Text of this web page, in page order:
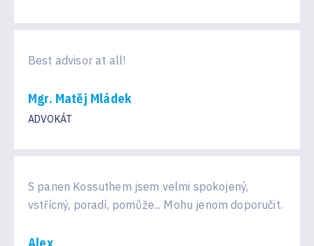
Best advisor at all!
Mgr. Matěj Mládek
ADVOKÁT
S panen Kossuthem jsem velmi spokojený,
vstřícný, poradí, pomůže... Mohu jenom doporučit.